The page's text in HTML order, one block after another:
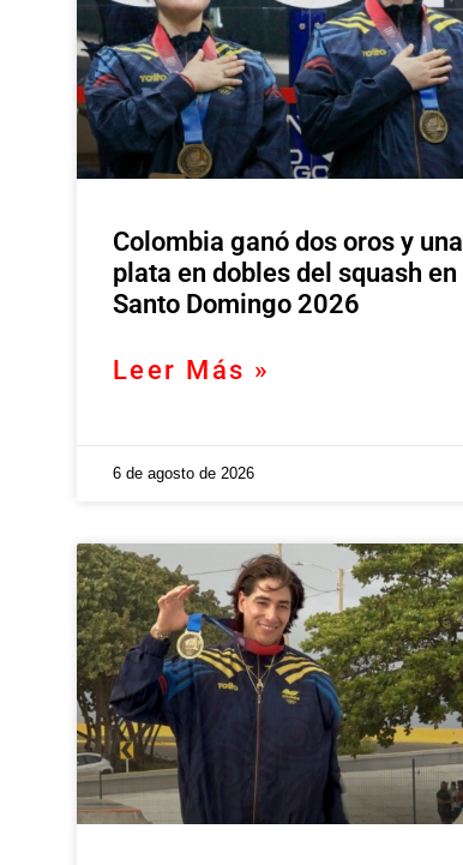
Colombia ganó dos oros y una
plata en dobles del squash en
Santo Domingo 2026
Leer Más »
6 de agosto de 2026